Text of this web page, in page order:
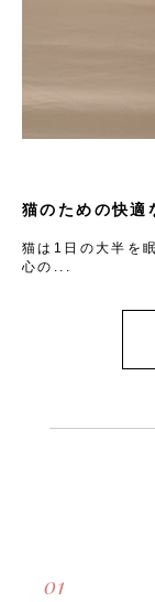
猫のための快適
猫は1日の大半を
心の...
01